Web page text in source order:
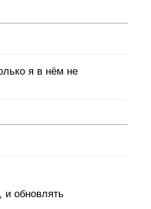
я в нём не
и обновлять